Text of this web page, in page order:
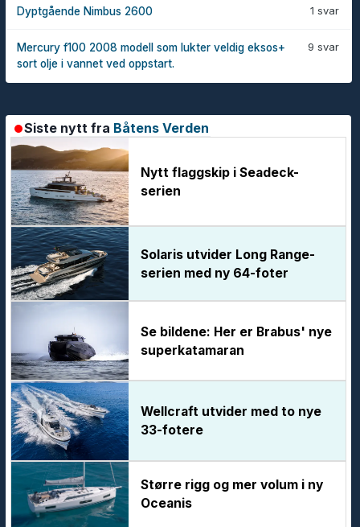
1 svar
Dyptgående Nimbus 2600
9 svar
Mercury f100 2008 modell som lukter veldig eksos+
sort olje i vannet ved oppstart.
Siste nytt fra Båtens Verden
Nytt flaggskip i Seadeck-
serien
Solaris utvider Long Range-
serien med ny 64-foter
Se bildene: Her er Brabus' nye
superkatamaran
Wellcraft utvider med to nye
33-fotere
Større rigg og mer volum i ny
Oceanis